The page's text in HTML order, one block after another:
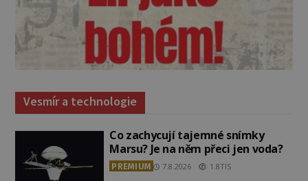
Vesmír a technologie
Co zachycují tajemné snímky
Marsu? Je na něm přeci jen voda?
PREMIUM 7.8.2026 1.8TIS